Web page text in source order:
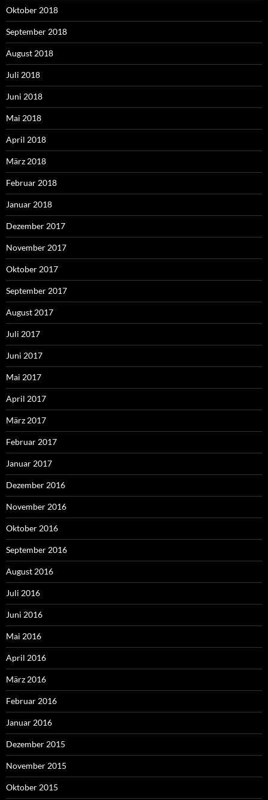
Oktober 2018
September 2018
August 2018
Juli 2018
Juni 2018
Mai 2018
April 2018
März 2018
Februar 2018
Januar 2018
Dezember 2017
November 2017
Oktober 2017
September 2017
August 2017
Juli 2017
Juni 2017
Mai 2017
April 2017
März 2017
Februar 2017
Januar 2017
Dezember 2016
November 2016
Oktober 2016
September 2016
August 2016
Juli 2016
Juni 2016
Mai 2016
April 2016
März 2016
Februar 2016
Januar 2016
Dezember 2015
November 2015
Oktober 2015